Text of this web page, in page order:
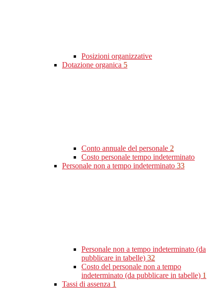
Posizioni organizzative
Dotazione organica 5
Conto annuale del personale 2
Costo personale tempo indeterminato
Personale non a tempo indeterminato 33
Personale non a tempo indeterminato (da
pubblicare in tabelle) 32
Costo del personale non a tempo
indeterminato (da pubblicare in tabelle) 1
Tassi di assenza 1